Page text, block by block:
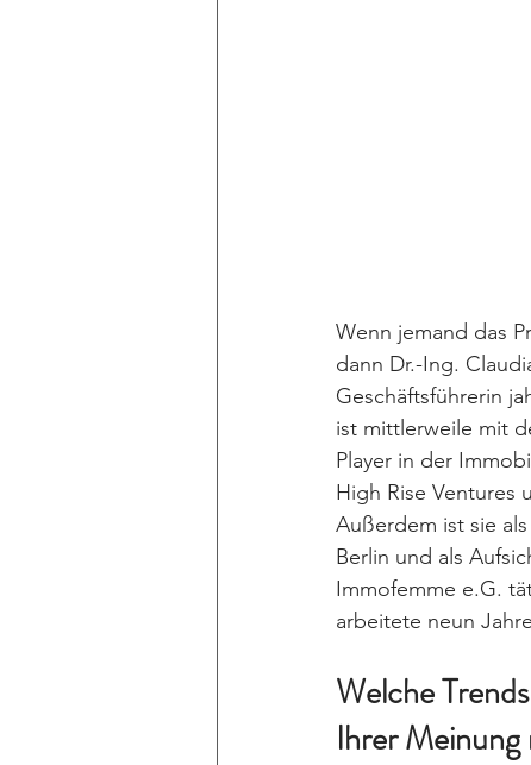
Wenn jemand das
dann Dr.-Ing.
Geschäftsführerin
ist mittlerweile mit
Player in der
High Rise Ventures
Außerdem ist sie
Berlin und als
Immofemme e.G.
arbeitete neun
Welche
Ihrer